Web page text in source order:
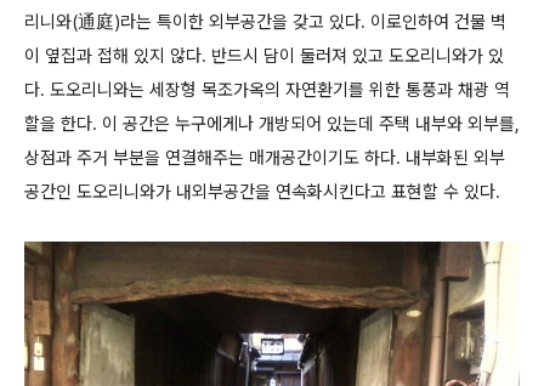
리니와(通庭)라는 특이한 외부공간을 갖고 있다. 이로인하여 건물 벽
이 옆집과 접해 있지 않다. 반드시 담이 둘러져 있고 도오리니와가 있
다. 도오리니와는 세장형 목조가옥의 자연환기를 위한 통풍과 채광 역
할을 한다. 이 공간은 누구에게나 개방되어 있는데 주택 내부와 외부를,
상점과 주거 부분을 연결해주는 매개공간이기도 하다. 내부화된 외부
공간인 도오리니와가 내외부공간을 연속화시킨다고 표현할 수 있다.